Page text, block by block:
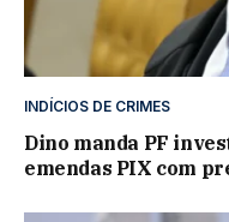
INDÍCIOS DE CRIMES
Dino manda PF
emendas PIX com